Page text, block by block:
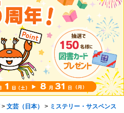
> 文芸（日本） > ミステリー・サスペンス